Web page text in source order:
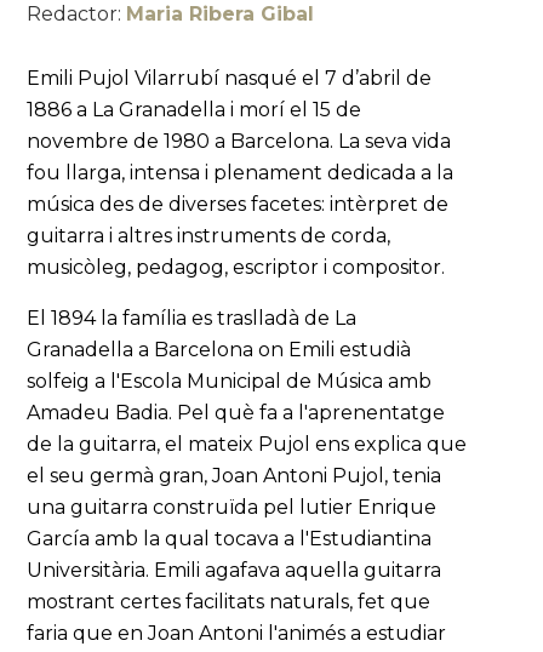
Redactor: Maria Ribera Gibal
Emili Pujol Vilarrubí nasqué el 7 d’abril de
1886 a La Granadella i morí el 15 de
novembre de 1980 a Barcelona. La seva vida
fou llarga, intensa i plenament dedicada a la
música des de diverses facetes: intèrpret de
guitarra i altres instruments de corda,
musicòleg, pedagog, escriptor i compositor.
El 1894 la família es traslladà de La
Granadella a Barcelona on Emili estudià
solfeig a l'Escola Municipal de Música amb
Amadeu Badia. Pel què fa a l'aprenentatge
de la guitarra, el mateix Pujol ens explica que
el seu germà gran, Joan Antoni Pujol, tenia
una guitarra construïda pel lutier Enrique
García amb la qual tocava a l'Estudiantina
Universitària. Emili agafava aquella guitarra
mostrant certes facilitats naturals, fet que
faria que en Joan Antoni l'animés a estudiar